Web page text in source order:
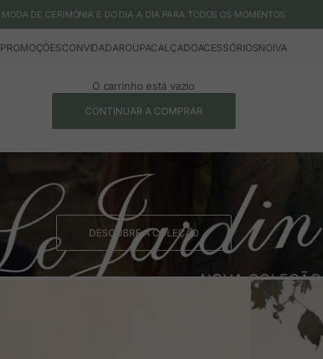
MODA DE CERIMÓNIA E DO DIA A DIA PARA TODOS OS MOMENTOS
PROMOÇÕESCONVIDADAROUPACALÇADOACESSÓRIOSNOIVA
O carrinho está vazio
CONTINUAR A COMPRAR
DESCUBRE A COLEÇÃO